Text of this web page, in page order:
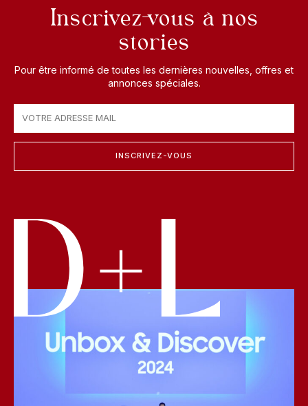
Inscrivez-vous à nos
stories
Pour être informé de toutes les dernières nouvelles, offres et
annonces spéciales.
INSCRIVEZ-VOUS